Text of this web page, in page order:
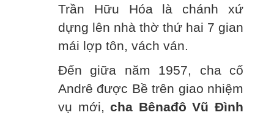
Trần Hữu Hóa là chánh xứ
dựng lên nhà thờ thứ hai 7 gian
mái lợp tôn, vách ván.
Đến giữa năm 1957, cha cố
Andrê được Bề trên giao nhiệm
vụ mới,cha Bênađô Vũ Đình